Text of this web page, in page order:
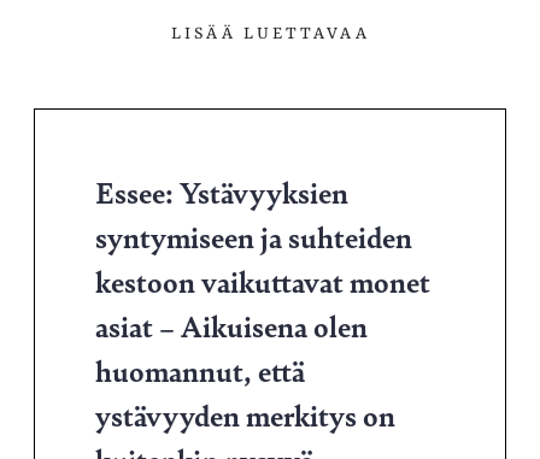
LISÄÄ LUETTAVAA
Essee: Ystävyyksien
syntymiseen ja suhteiden
kestoon vaikuttavat monet
asiat – Aikuisena olen
huomannut, että
ystävyyden merkitys on